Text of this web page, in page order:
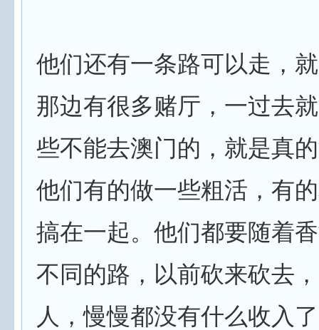
他们还有一条路可以走，
那边有很多赌厅，一过去
些不能去澳门的，就是真
他们有的做一些粗活，有
搞在一起。他们都要随着
不同的路，以前砍来砍去
人，慢慢都没有什么收入